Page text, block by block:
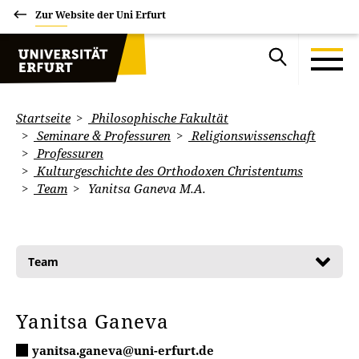
Zur Website der Uni Erfurt
Startseite
Philosophische Fakultät
Seminare & Professuren
Religionswissenschaft
Professuren
Kulturgeschichte des Orthodoxen Christentums
Team
Yanitsa Ganeva M.A.
Team
Yanitsa Ganeva
yanitsa.ganeva@uni-erfurt.de